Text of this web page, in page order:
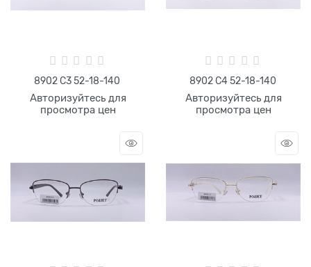
8902 C3 52-18-140
Авторизуйтесь для
просмотра цен
8902 C4 52-18-140
Авторизуйтесь для
просмотра цен